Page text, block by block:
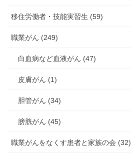
移住労働者・技能実習生 (59)
職業がん (249)
白血病など血液がん (47)
皮膚がん (1)
胆管がん (34)
膀胱がん (45)
職業がんをなくす患者と家族の会 (32)